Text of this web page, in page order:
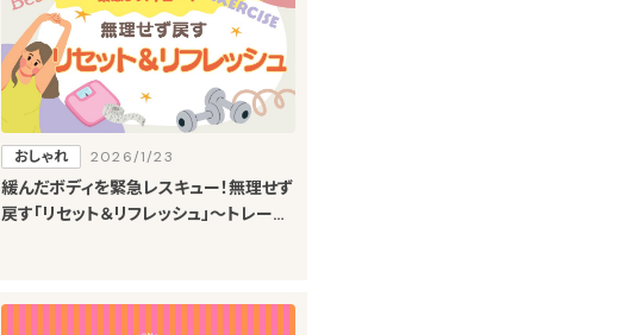
おしゃれ 2026/1/23
緩んだボディを緊急レスキュー！無理せず
戻す「リセット＆リフレッシュ」～トレーニ